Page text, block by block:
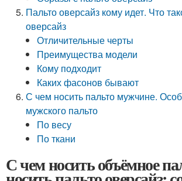
Пальто оверсайз кому идет. Что
оверсайз
Отличительные черты
Преимущества модели
Кому подходит
Каких фасонов бывают
С чем носить пальто мужчине.
мужского пальто
По весу
По ткани
С чем носить объёмное